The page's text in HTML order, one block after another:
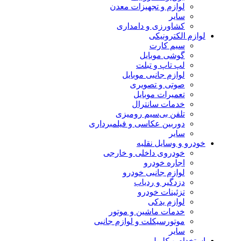
لوازم و تجهیزات معدن
سایر
کشاورزی و دامداری
لوازم الکترونیکی
سیم کارت
گوشی موبایل
لپ تاپ و تبلت
لوازم جانبی موبایل
صوتی و تصویری
تعمیرات موبایل
خدمات سانترال
تلفن بی‌سیم رومیزی
دوربین عکاسی و فیلمبرداری
سایر
خودرو و وسایل نقلیه
خودروی داخلی و خارجی
اجاره خودرو
لوازم جانبی خودرو
دزدگیر و ردیاب
تزئینات خودرو
لوازم یدکی
خدمات ماشین و موتور
موتورسیکلت و لوازم جانبی
سایر